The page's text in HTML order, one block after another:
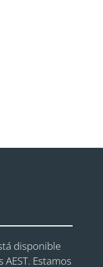
disponible
Estamos